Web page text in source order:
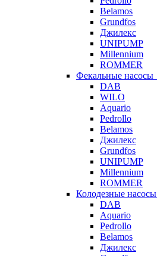
Belamos
Grundfos
Джилекс
UNIPUMP
Millennium
ROMMER
Фекальные насосы
DAB
WILO
Aquario
Pedrollo
Belamos
Джилекс
Grundfos
UNIPUMP
Millennium
ROMMER
Колодезные насосы
DAB
Aquario
Pedrollo
Belamos
Джилекс